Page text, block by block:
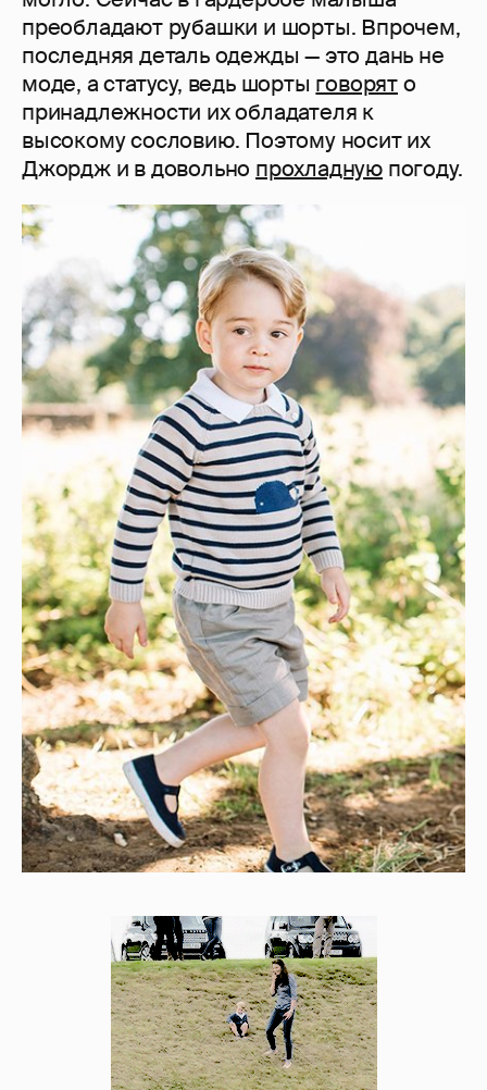
преобладают рубашки и шорты. Впрочем,
последняя деталь одежды — это дань не
моде, а статусу, ведь шорты говорято
принадлежности их обладателя к
высокому сословию. Поэтому носит их
Джордж и в довольно прохладную погоду.